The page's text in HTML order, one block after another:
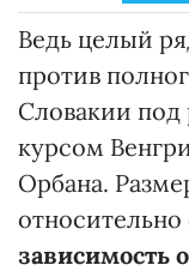
Ведь целый
против
Словакии под
курсом
Орбана.
зависимость